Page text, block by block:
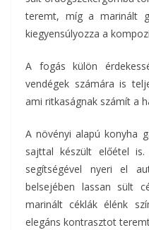
teremt, míg a marinált
kiegyensúlyozza a
A fogás külön
vendégek számára is
ami ritkaságnak számít a
A növényi alapú konyha
sajttal készült előétel
segítségével nyeri el
belsejében lassan sült
marinált céklák élénk
elegáns kontrasztot